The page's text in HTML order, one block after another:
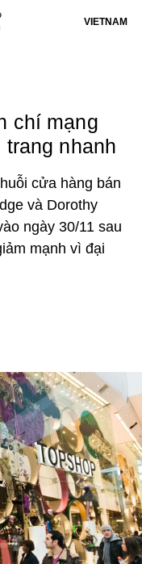
VIETNAM
chí mạng
nhanh
cửa hàng bán
và Dorothy
ngày 30/11 sau
mạnh vì đại